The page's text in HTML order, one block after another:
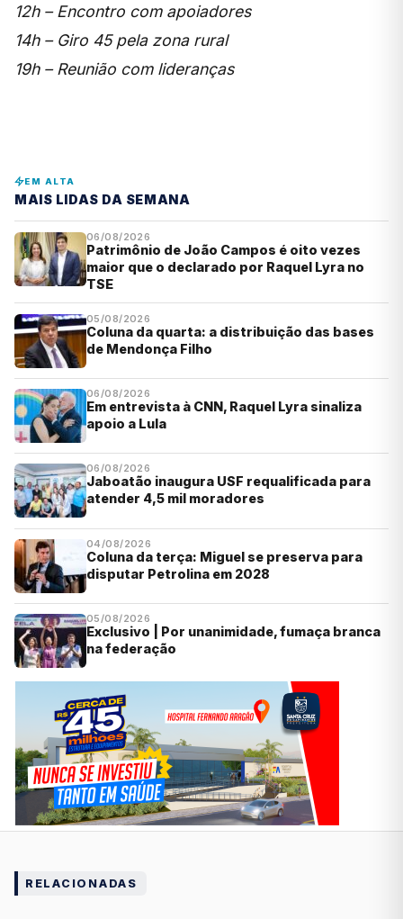
12h – Encontro com apoiadores
14h – Giro 45 pela zona rural
19h – Reunião com lideranças
EM ALTA
MAIS LIDAS DA SEMANA
06/08/2026
Patrimônio de João Campos é oito vezes
maior que o declarado por Raquel Lyra no
TSE
05/08/2026
Coluna da quarta: a distribuição das bases
de Mendonça Filho
06/08/2026
Em entrevista à CNN, Raquel Lyra sinaliza
apoio a Lula
06/08/2026
Jaboatão inaugura USF requalificada para
atender 4,5 mil moradores
04/08/2026
Coluna da terça: Miguel se preserva para
disputar Petrolina em 2028
05/08/2026
Exclusivo | Por unanimidade, fumaça branca
na federação
RELACIONADAS